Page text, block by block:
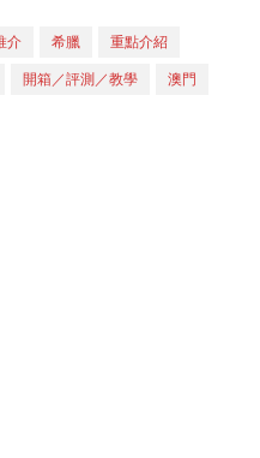
介 希臘
重點介紹
開箱／評測／教學
澳門